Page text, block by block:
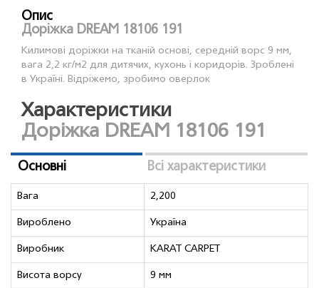
Опис
Доріжка DREAM 18106 191
Килимові доріжки на тканій основі, середній ворс 9 мм,
вага 2,2 кг/м2 для дитячих, кухонь і коридорів. Зроблені
в Україні. Відріжемо, зробимо оверлок
Характеристики
Доріжка DREAM 18106 191
Основні Всі характеристики
Вага 2,200
Вироблено Україна
Виробник KARAT CARPET
Висота ворсу 9 мм